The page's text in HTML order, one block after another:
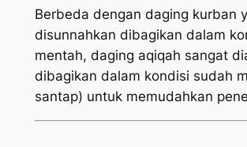
Berbeda dengan daging kurban
disunnahkan dibagikan dalam
mentah, daging aqiqah sangat
dibagikan dalam kondisi sudah
santap) untuk memudahkan